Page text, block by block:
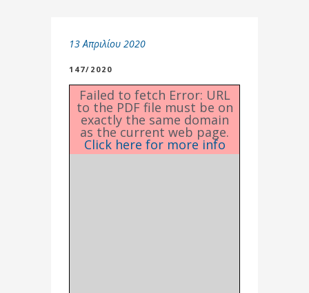
13 Απριλίου 2020
147/2020
Failed to fetch Error: URL
to the PDF file must be on
exactly the same domain
as the current web page.
Click here for more info